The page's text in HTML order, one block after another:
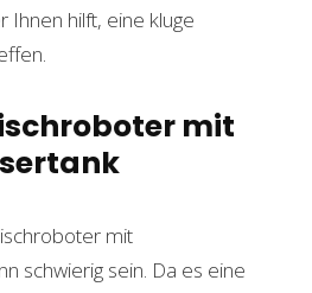
Ihnen hilft, eine kluge
mit
mit
schwierig sein. Da es eine